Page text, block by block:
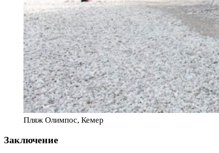
Пляж Олимпос, Кемер
Заключение